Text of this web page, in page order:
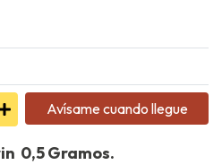
Avísame cuando llegue
0,5 Gramos.